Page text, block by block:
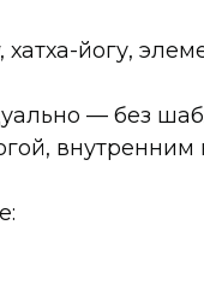
йогу,
— без